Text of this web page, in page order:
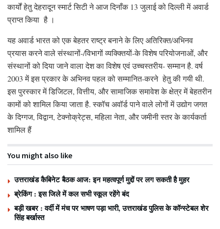
कार्यों हेतु देहरादून स्मार्ट सिटी ने आज दिनाँक 13 जुलाई को दिल्ली में अवार्ड
प्राप्त किया है ।
यह अवार्ड भारत को एक बेहतर राष्ट्र बनाने के लिए अतिरिक्त/अभिनव
प्रयास करने वाले संस्थानों-/विभागों व्यक्क्तियों-के विशेष परियोजनाओं, और
संस्थानों को दिया जाने वाला देश का विशेष एवं उच्चस्तरीय- सम्मान है. वर्ष
2003 में इस प्रकार के अभिनव पहल को सम्मानित-करने हेतु की गयी थी.
इस पुरस्कार में डिजिटल, वित्तीय, और सामाजिक समावेश के क्षेत्र में बेहतरीन
कामों को शामिल किया जाता है. स्कॉच अवॉर्ड पाने वाले लोगों में उद्योग जगत
के दिग्गज, विद्वान, टेक्नोक्रेट्स, महिला नेता, और जमीनी स्तर के कार्यकर्ता
शामिल हैं
You might also like
उत्तराखंड कैबिनेट बैठक आज: इन महत्वपूर्ण मुद्दों पर लग सकती है मुहर
ब्रेकिंग : इस जिले में कल सभी स्कूल रहेंगे बंद
बड़ी खबर : वर्दी में मंच पर भाषण पड़ा भारी, उत्तराखंड पुलिस के कॉन्स्टेबल शेर
सिंह बर्खास्त